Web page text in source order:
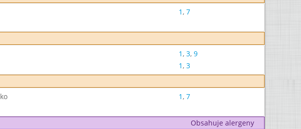
1, 7
1, 3, 9
1, 3
1, 7
Obsahuje alergeny